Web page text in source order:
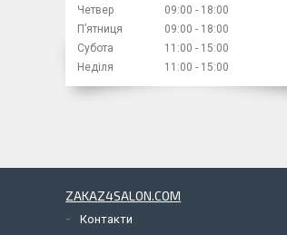
Четвер
09:00
18:00
Пʼятниця
09:00
18:00
Субота
11:00
15:00
Неділя
11:00 15:00
ZAKAZ4SALON.COM
Контакти